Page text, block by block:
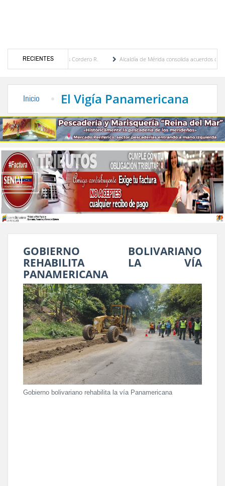
RECIENTES
Eugenia Febres Cordero R.
Alcaldía de Mérida consolida acuerdos con
Inicio El Vigía Panamericana
GOBIERNO BOLIVARIANO
REHABILITA LA VÍA
PANAMERICANA
Gobierno bolivariano rehabilita la vía Panamericana